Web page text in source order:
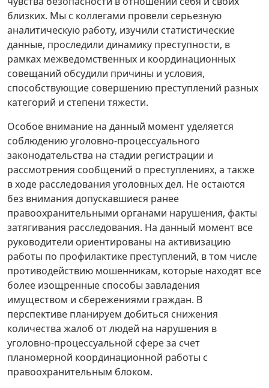
близких. Мы с коллегами провели серьезную
аналитическую работу, изучили статистические
данные, проследили динамику преступности, в
рамках межведомственных и координационных
совещаний обсудили причины и условия,
способствующие совершению преступлений разных
категорий и степени тяжести.
Особое внимание на данный момент уделяется
соблюдению уголовно-процессуального
законодательства на стадии регистрации и
рассмотрения сообщений о преступлениях, а также
в ходе расследования уголовных дел. Не остаются
без внимания допускавшиеся ранее
правоохранительными органами нарушения, факты
затягивания расследования. На данный момент все
руководители ориентированы на активизацию
работы по профилактике преступлений, в том числе
противодействию мошенникам, которые находят все
более изощренные способы завладения
имуществом и сбережениями граждан. В
перспективе планируем добиться снижения
количества жалоб от людей на нарушения в
уголовно-процессуальной сфере за счет
планомерной координационной работы с
правоохранительным блоком.